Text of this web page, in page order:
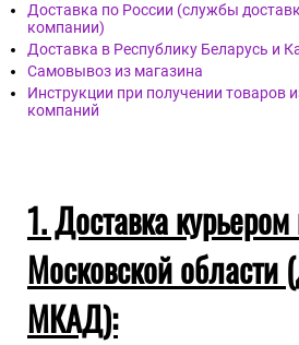
Доставка по России (службы
компании)
Доставка в Республику Беларусь и
Самовывоз из магазина
Инструкции при получении товаров
компаний
1. Доставка
Московской области
МКАД):